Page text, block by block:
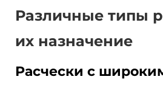
Различные типы
их назначение
Расчески с